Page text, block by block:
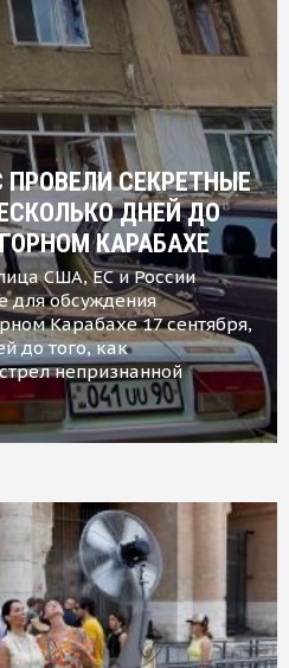
СЕКРЕТНЫЕ
ДНЕЙ ДО
КАРАБАХЕ
США, ЕС и России
для обсуждения
Карабахе 17 сентября,
до того, как
непризнанной